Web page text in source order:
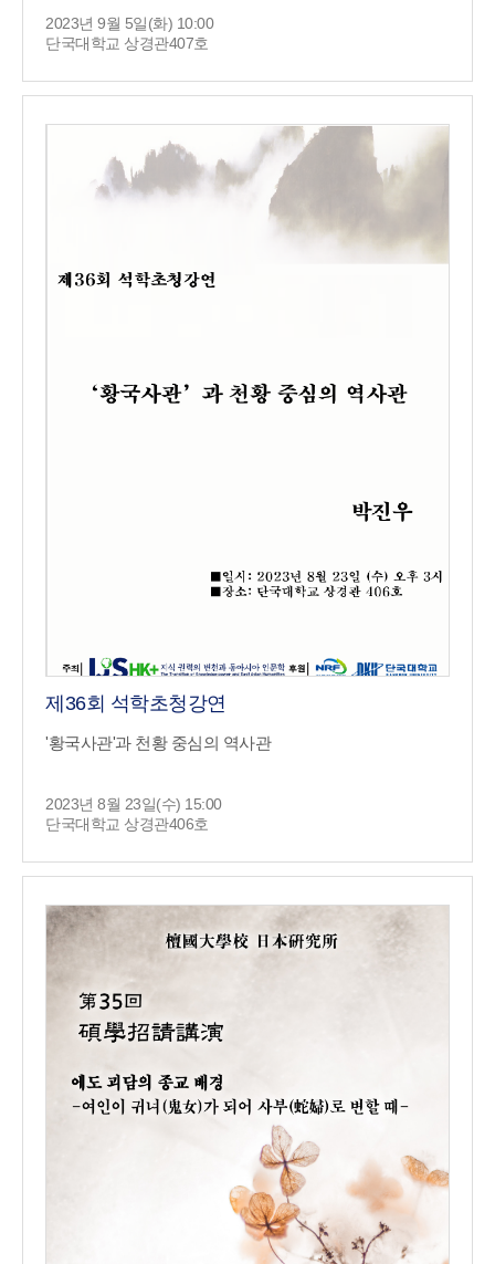
2023년 9월 5일(화) 10:00
단국대학교 상경관407호
제36회 석학초청강연
'황국사관'과 천황 중심의 역사관
2023년 8월 23일(수) 15:00
단국대학교 상경관406호